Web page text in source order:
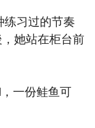
习过的节奏
她站在柜台前
一份鲑鱼可